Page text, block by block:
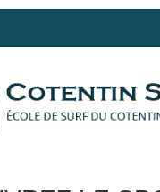
cookies